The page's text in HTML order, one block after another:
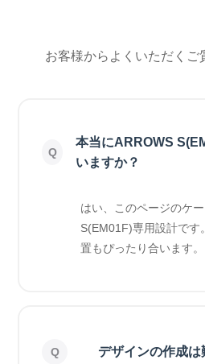
お客様からよくいただくご
本当にARROWS
いますか？
はい、このページのケ
S(EM01F)専用設計です
置もぴったり合います。
デザインの作成は